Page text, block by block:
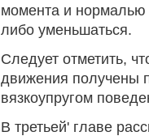
момента и нормалью
либо уменьшаться.
Следует отметить,
движения получены
вязкоупругом
В третьей' главе